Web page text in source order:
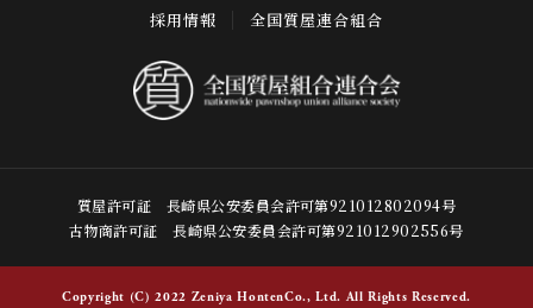
採用情報
全国質屋連合組合
質屋許可証 長崎県公安委員会許可第921012802094号
古物商許可証 長崎県公安委員会許可第921012902556号
Copyright (C) 2022 Zeniya HontenCo., Ltd. All Rights Reserved.